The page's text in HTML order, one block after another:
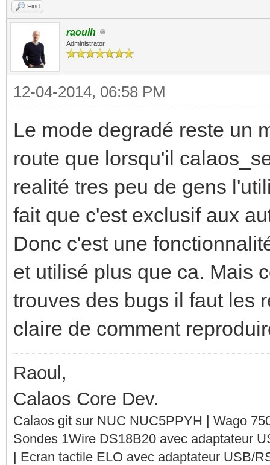
Find
raoulh
Administrator
12-04-2014, 06:58 PM
Le mode degradé reste un
route que lorsqu'il
realité tres peu de gens
fait que c'est exclusif aux
Donc c'est une
et utilisé plus que ca. Mais
trouves des bugs il faut les
claire de comment
Raoul,
Calaos Core Dev.
Calaos git sur NUC NUC5PPYH | Wago
Sondes 1Wire DS18B20 avec adaptateur
| Ecran tactile ELO avec adaptateur USB/